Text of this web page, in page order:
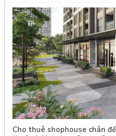
Cho thuê shophouse chân